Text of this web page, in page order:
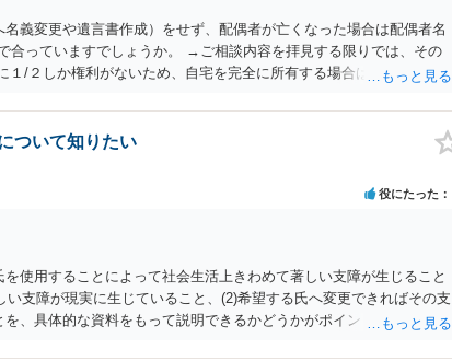
義変更や遺言書作成）をせず、配偶者が亡くなった場合は配偶者名
合っていますでしょうか。 →ご相談内容を拝見する限りでは、その
/２しか権利がないため、自宅を完全に所有する場合は、他の相続
ついて知りたい
役にたった
を使用することによって社会生活上きわめて著しい支障が生じること
い支障が現実に生じていること、(2)希望する氏へ変更できればその支
、具体的な資料をもって説明できるかどうかがポイントです。 記録